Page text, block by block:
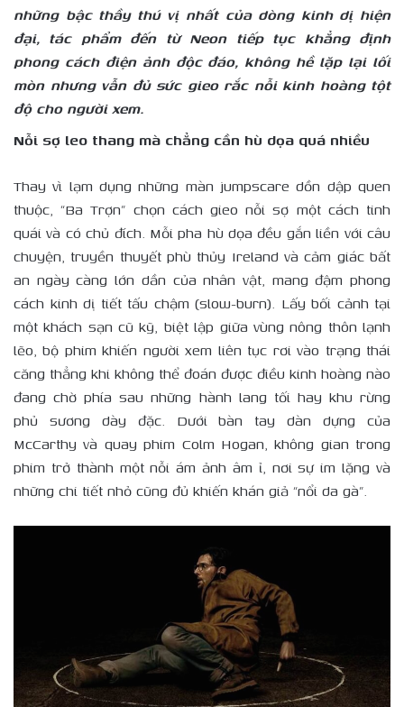
những bậc thầy thú vị nhất của dòng kinh dị hiện
đại, tác phẩm đến từ Neon tiếp tục khẳng định
phong cách điện ảnh độc đáo, không hề lặp lại lối
mòn nhưng vẫn đủ sức gieo rắc nỗi kinh hoàng tột
độ cho người xem.
Nỗi sợ leo thang mà chẳng cần hù dọa quá nhiều
Thay vì lạm dụng những màn jumpscare dồn dập quen
thuộc, “Ba Trợn” chọn cách gieo nỗi sợ một cách tinh
quái và có chủ đích. Mỗi pha hù dọa đều gắn liền với câu
chuyện, truyền thuyết phù thủy Ireland và cảm giác bất
an ngày càng lớn dần của nhân vật, mang đậm phong
cách kinh dị tiết tấu chậm (slow-burn). Lấy bối cảnh tại
một khách sạn cũ kỹ, biệt lập giữa vùng nông thôn lạnh
lẽo, bộ phim khiến người xem liên tục rơi vào trạng thái
căng thẳng khi không thể đoán được điều kinh hoàng nào
đang chờ phía sau những hành lang tối hay khu rừng
phủ sương dày đặc. Dưới bàn tay dàn dựng của
McCarthy và quay phim Colm Hogan, không gian trong
phim trở thành một nỗi ám ảnh âm ỉ, nơi sự im lặng và
những chi tiết nhỏ cũng đủ khiến khán giả “nổi da gà”.